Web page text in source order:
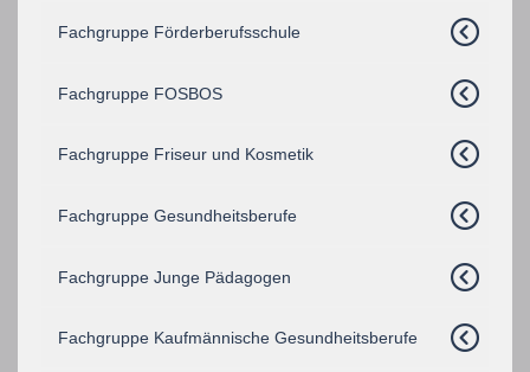
Fachgruppe Förderberufsschule
Fachgruppe FOSBOS
Fachgruppe Friseur und Kosmetik
Fachgruppe Gesundheitsberufe
Fachgruppe Junge Pädagogen
Fachgruppe Kaufmännische Gesundheitsberufe